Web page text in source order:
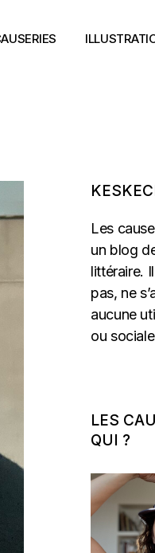
Les
un blog
littéraire.
pas, ne
aucune
ou
LES
QUI ?